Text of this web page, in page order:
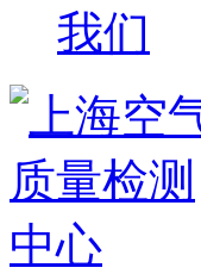
我们